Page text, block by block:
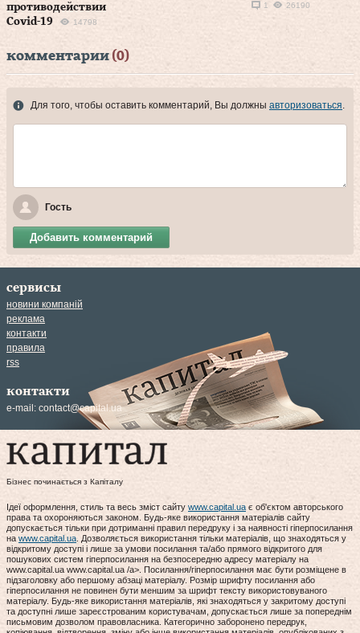
противодействии
Covid-19
14798
1 26190
комментарии (0)
Для того, чтобы оставить комментарий, Вы должны авторизоваться.
Гость
Добавить комментарий
сервисы
новини компаній
реклама
контакти
правила
rss
контакти
e-mail: contact@capital.ua
Бізнес починається з Капіталу
Ідеї оформлення, стиль та весь зміст сайту www.capital.ua є об'єктом авторського
права та охороняються законом. Будь-яке використання матеріалів сайту
допускається тільки при дотриманні правил передруку і за наявності гіперпосилання
на www.capital.ua. Дозволяється використання тільки матеріалів, що знаходяться у
відкритому доступі і лише за умови посилання та/або прямого відкритого для
пошукових систем гіперпосилання на безпосередню адресу матеріалу на
www.capital.ua www.capital.ua /a>. Посилання/гіперпосилання має бути розміщене в
підзаголовку або першому абзаці матеріалу. Розмір шрифту посилання або
гіперпосилання не повинен бути меншим за шрифт тексту використовуваного
матеріалу. Будь-яке використання матеріалів, які знаходяться у закритому доступі
та доступні лише зареєстрованим користувачам, допускається лише за попереднім
письмовим дозволом правовласника. Категорично заборонено передрук,